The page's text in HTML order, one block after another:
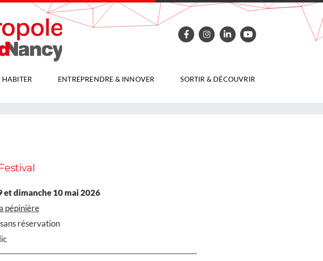
ENTREPRENDRE & INNOVER SORTIR & DÉCOUVRIR
et dimanche 10 mai 2026
pépinière
réservation